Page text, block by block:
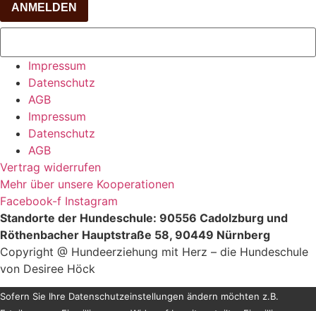
ANMELDEN
Impressum
Datenschutz
AGB
Impressum
Datenschutz
AGB
Vertrag widerrufen
Mehr über unsere Kooperationen
Facebook-f Instagram
Standorte der Hundeschule: 90556 Cadolzburg und
Röthenbacher Hauptstraße 58, 90449 Nürnberg
Copyright @ Hundeerziehung mit Herz – die Hundeschule
von Desiree Höck
Sofern Sie Ihre Datenschutzeinstellungen ändern möchten z.B.